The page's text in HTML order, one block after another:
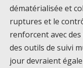
dématérialisée et
ruptures et le
renforcent avec
des outils de suivi
jour devraient